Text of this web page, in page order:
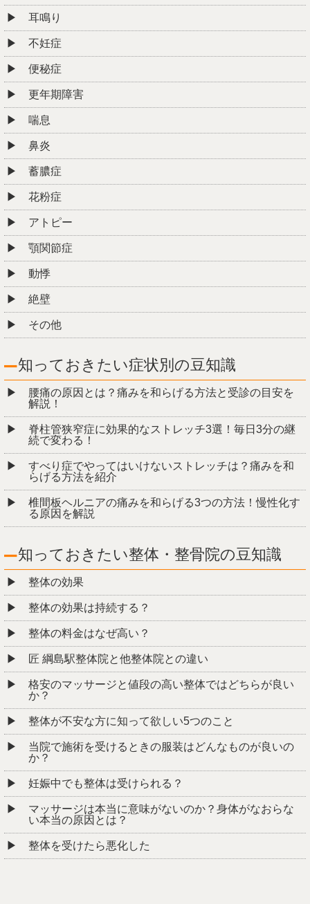
耳鳴り
不妊症
便秘症
更年期障害
喘息
鼻炎
蓄膿症
花粉症
アトピー
顎関節症
動悸
絶壁
その他
知っておきたい症状別の豆知識
腰痛の原因とは？痛みを和らげる方法と受診の目安を
解説！
脊柱管狭窄症に効果的なストレッチ3選！毎日3分の継
続で変わる！
すべり症でやってはいけないストレッチは？痛みを和
らげる方法を紹介
椎間板ヘルニアの痛みを和らげる3つの方法！慢性化す
る原因を解説
知っておきたい整体・整骨院の豆知識
整体の効果
整体の効果は持続する？
整体の料金はなぜ高い？
匠 綱島駅整体院と他整体院との違い
格安のマッサージと値段の高い整体ではどちらが良い
か？
整体が不安な方に知って欲しい5つのこと
当院で施術を受けるときの服装はどんなものが良いの
か？
妊娠中でも整体は受けられる？
マッサージは本当に意味がないのか？身体がなおらな
い本当の原因とは？
整体を受けたら悪化した